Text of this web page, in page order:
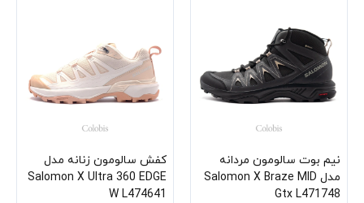
نیم بوت سالومون مردانه
مدل Salomon X Braze MID
Gtx L471748
کفش سالومون زنانه مدل
Salomon X Ultra 360 EDGE
W L474641